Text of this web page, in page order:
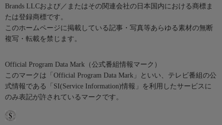
Brands LLCおよび／またはその関連会社の日本国内における商標ま
たは登録商標です。
このホームページに掲載している記事・写真等あらゆる素材の無断
複写・転載を禁じます。
Official Program Data Mark（公式番組情報マーク）
このマークは「Official Program Data Mark」といい、テレビ番組の公
式情報である「SI(Service Information)情報」を利用したサービスに
のみ表記が許されているマークです。